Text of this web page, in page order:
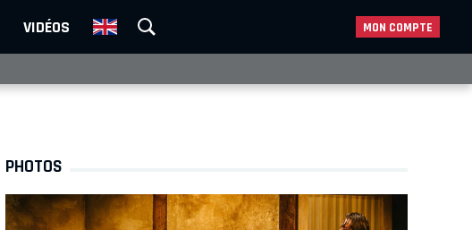
VIDÉOS MON COMPTE
PHOTOS